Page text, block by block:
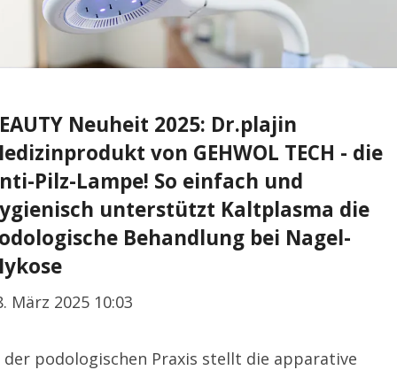
Neuheit 2025: Dr.plajin
von GEHWOL TECH - die
Pilz-Lampe! So einfach und
unterstützt Kaltplasma die
Behandlung bei Nagel-
März 2025 10:03
der podologischen Praxis stellt die apparative